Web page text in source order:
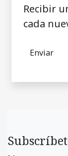
Recibir
cada